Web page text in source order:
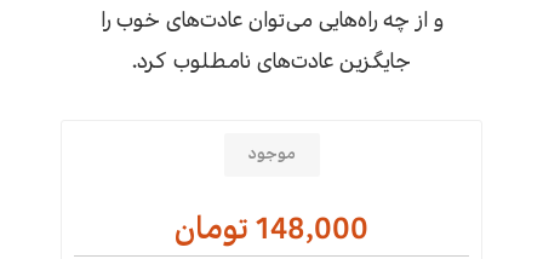
و از چه راه‌هایی می‌توان عادت‌های خوب را
جایگزین عادت‌های نامطلوب کرد.
موجود
148,000 تومان